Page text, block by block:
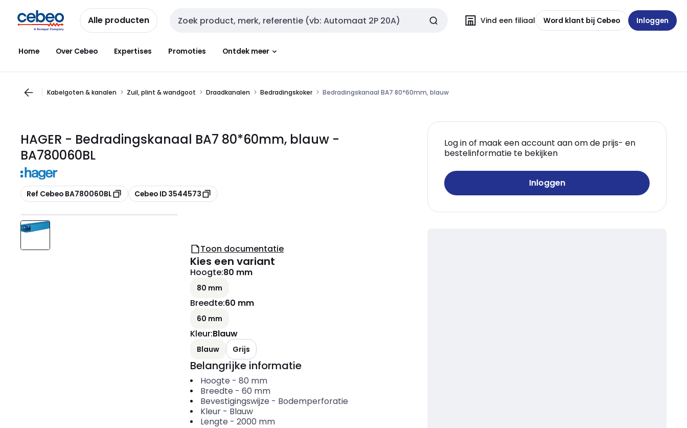
naar
navigatie
naar
inhoud
Alle producten Zoekveld invoer Vind een filiaal Word klant bij Cebeo Inloggen
Home Over Cebeo Expertises Promoties Ontdek meer
Kabelgoten & kanalen Zuil, plint & wandgoot Draadkanalen Bedradingskoker Bedradingskanaal BA7 80*60mm, blauw
HAGER - Bedradingskanaal BA7 80*60mm, blauw -
BA780060BL
Kopiëren
Ref Cebeo BA780060BL Kopiëren
Cebeo ID 3544573
Log in of maak een account aan om de prijs- en
bestelinformatie te bekijken
Inloggen
Toon documentatie
Kies een variant
Hoogte:80 mm
80 mm
Breedte:60 mm
60 mm
Kleur:Blauw
Blauw Grijs
Belangrijke informatie
Hoogte - 80 mm
Breedte - 60 mm
Bevestigingswijze - Bodemperforatie
Kleur- Blauw
Lengte - 2000 mm